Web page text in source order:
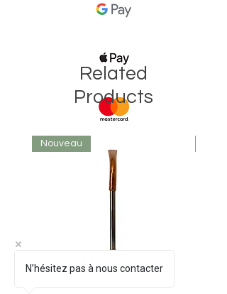
Related
Products
Nouveau
N’hésitez pas à nous contacter